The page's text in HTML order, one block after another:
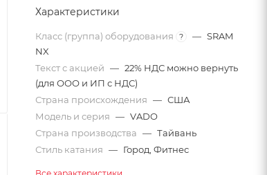
Характеристики
Класс (группа) оборудования ? — SRAM
NX
Текст с акцией — 22% НДС можно вернуть
(для ООО и ИП с НДС)
Страна происхождения — США
Модель и серия — VADO
Страна производства — Тайвань
Стиль катания — Город, Фитнес